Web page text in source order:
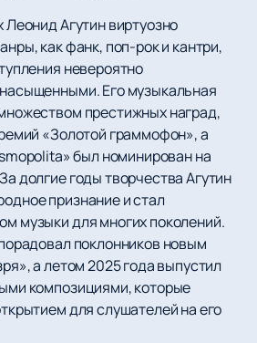
Леонид Агутин виртуозно
как фанк, поп-рок и кантри,
невероятно
Его музыкальная
престижных наград,
«Золотой граммофон», а
был номинирован на
долгие годы творчества Агутин
признание и стал
музыки для многих поколений.
поклонников новым
а летом 2025 года выпустил
композициями, которые
для слушателей на его